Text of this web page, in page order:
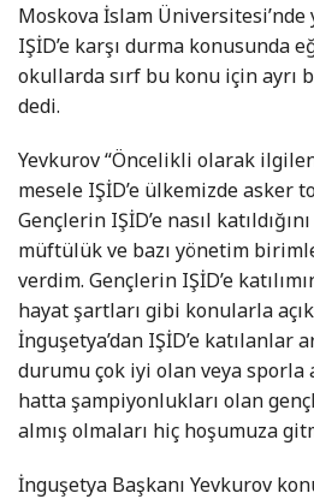
Moskova İslam Üniversitesi’nde
IŞİD’e karşı durma konusunda
okullarda sırf bu konu için ayrı
dedi.
Yevkurov “Öncelikli olarak
mesele IŞİD’e ülkemizde asker
Gençlerin IŞİD’e nasıl
müftülük ve bazı yönetim
verdim. Gençlerin IŞİD’e
hayat şartları gibi konularla
İnguşetya’dan IŞİD’e katılanlar
durumu çok iyi olan veya
hatta şampiyonlukları olan
almış olmaları hiç hoşumuza
İnguşetya Başkanı Yevkurov